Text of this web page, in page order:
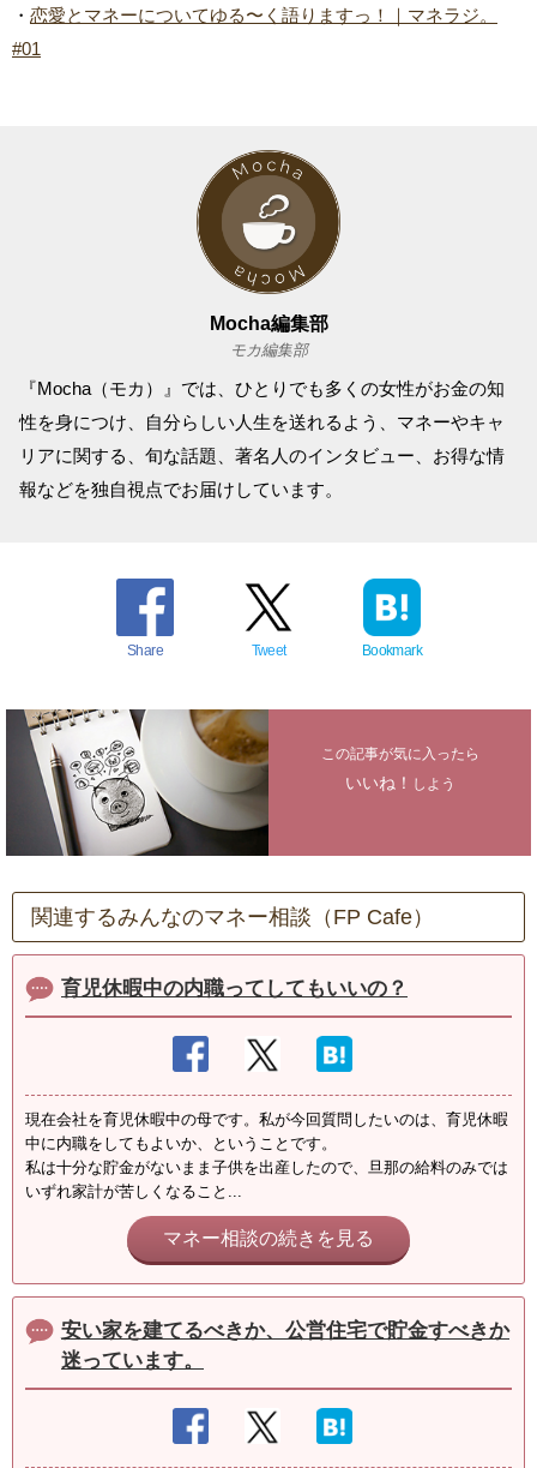
・ 恋愛とマネーについてゆる〜く語りますっ！｜マネラジ。
#01
Mocha編集部
モカ編集部
『Mocha（モカ）』では、ひとりでも多くの女性がお金の知
性を身につけ、自分らしい人生を送れるよう、マネーやキャ
リアに関する、旬な話題、著名人のインタビュー、お得な情
報などを独自視点でお届けしています。
Share Tweet Bookmark
この記事が気に入ったら
いいね！ しよう
関連するみんなのマネー相談（FP Cafe）
育児休暇中の内職ってしてもいいの？
現在会社を育児休暇中の母です。私が今回質問したいのは、育児休暇
中に内職をしてもよいか、ということです。
私は十分な貯金がないまま子供を出産したので、旦那の給料のみでは
いずれ家計が苦しくなること...
マネー相談の続きを見る
安い家を建てるべきか、公営住宅で貯金すべきか
迷っています。